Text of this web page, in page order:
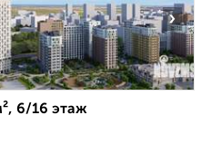
›
6/16 этаж